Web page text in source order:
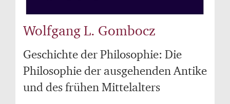
Wolfgang L. Gombocz
Geschichte der Philosophie: Die
Philosophie der ausgehenden Antike
und des frühen Mittelalters